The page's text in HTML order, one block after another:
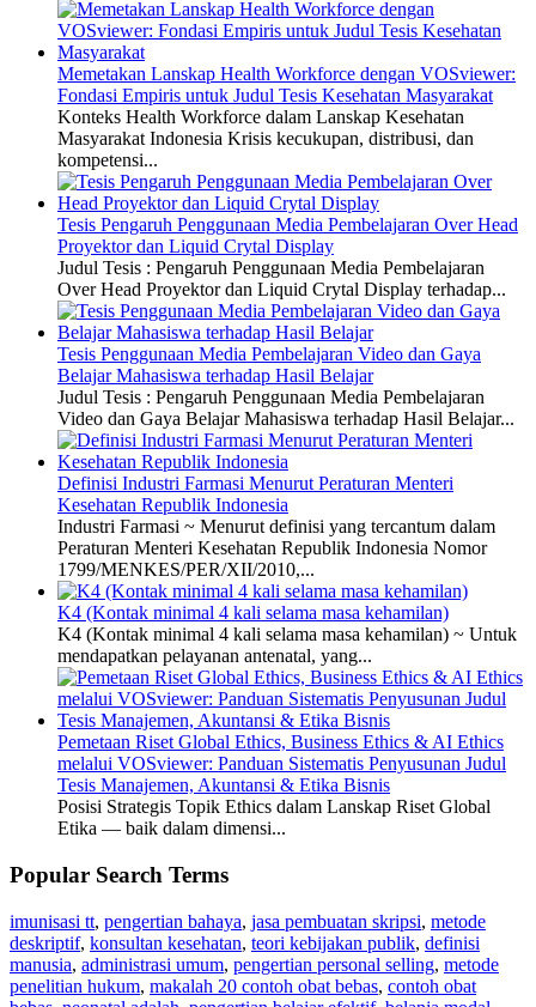
Memetakan Lanskap Health Workforce dengan VOSviewer:
Fondasi Empiris untuk Judul Tesis Kesehatan Masyarakat
Konteks Health Workforce dalam Lanskap Kesehatan
Masyarakat Indonesia Krisis kecukupan, distribusi, dan
kompetensi...
Tesis Pengaruh Penggunaan Media Pembelajaran Over Head
Proyektor dan Liquid Crytal Display
Judul Tesis : Pengaruh Penggunaan Media Pembelajaran
Over Head Proyektor dan Liquid Crytal Display terhadap...
Tesis Penggunaan Media Pembelajaran Video dan Gaya
Belajar Mahasiswa terhadap Hasil Belajar
Judul Tesis : Pengaruh Penggunaan Media Pembelajaran
Video dan Gaya Belajar Mahasiswa terhadap Hasil Belajar...
Definisi Industri Farmasi Menurut Peraturan Menteri
Kesehatan Republik Indonesia
Industri Farmasi ~ Menurut definisi yang tercantum dalam
Peraturan Menteri Kesehatan Republik Indonesia Nomor
1799/MENKES/PER/XII/2010,...
K4 (Kontak minimal 4 kali selama masa kehamilan)
K4 (Kontak minimal 4 kali selama masa kehamilan) ~ Untuk
mendapatkan pelayanan antenatal, yang...
Pemetaan Riset Global Ethics, Business Ethics & AI Ethics
melalui VOSviewer: Panduan Sistematis Penyusunan Judul
Tesis Manajemen, Akuntansi & Etika Bisnis
Posisi Strategis Topik Ethics dalam Lanskap Riset Global
Etika — baik dalam dimensi...
Popular Search Terms
imunisasi tt, pengertian bahaya, jasa pembuatan skripsi, metode
deskriptif, konsultan kesehatan, teori kebijakan publik, definisi
manusia, administrasi umum, pengertian personal selling, metode
penelitian hukum, makalah 20 contoh obat bebas, contoh obat